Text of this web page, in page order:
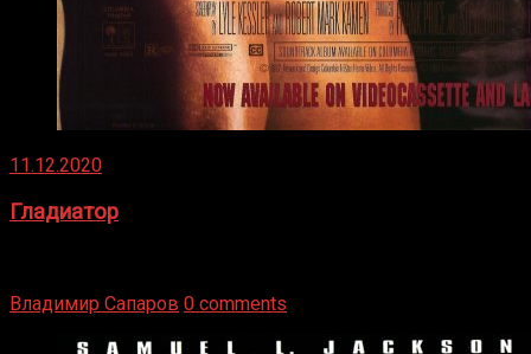
11.12.2020
Гладиатор
Владимир Сапаров 0 comments